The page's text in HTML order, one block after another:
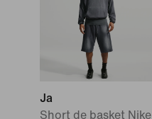
Ja
Short de basket Nike